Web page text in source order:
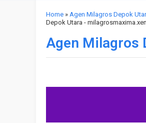
Home » Agen Milagros Depok
Depok Utara -
Agen Milagros